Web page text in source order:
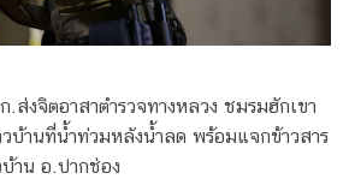
ส่งจิตอาสาตำรวจทางหลวง ชมรมฮักเขา
านที่น้ำท่วมหลังน้ำลด พร้อมแจกข้าวสาร
บ้าน อ.ปากช่อง